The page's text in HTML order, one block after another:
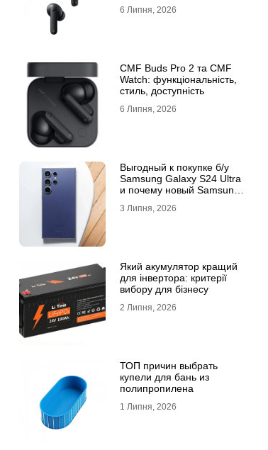
6 Липня, 2026
CMF Buds Pro 2 та CMF
Watch: функціональність,
стиль, доступність
6 Липня, 2026
Выгодный к покупке б/у
Samsung Galaxy S24 Ultra
и почему новый Samsung
лучшим
3 Липня, 2026
Який акумулятор кращий
для інвертора: критерії
вибору для бізнесу
2 Липня, 2026
ТОП причин выбрать
купели для бань из
полипропилена
1 Липня, 2026